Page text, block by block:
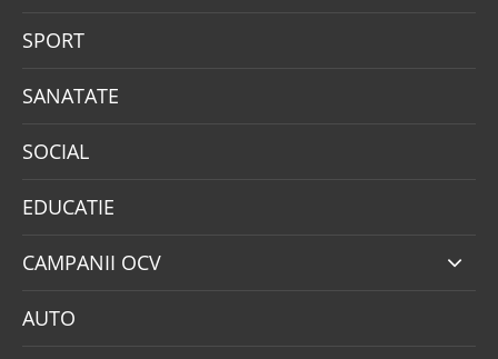
SPORT
SANATATE
SOCIAL
EDUCATIE
CAMPANII OCV
AUTO